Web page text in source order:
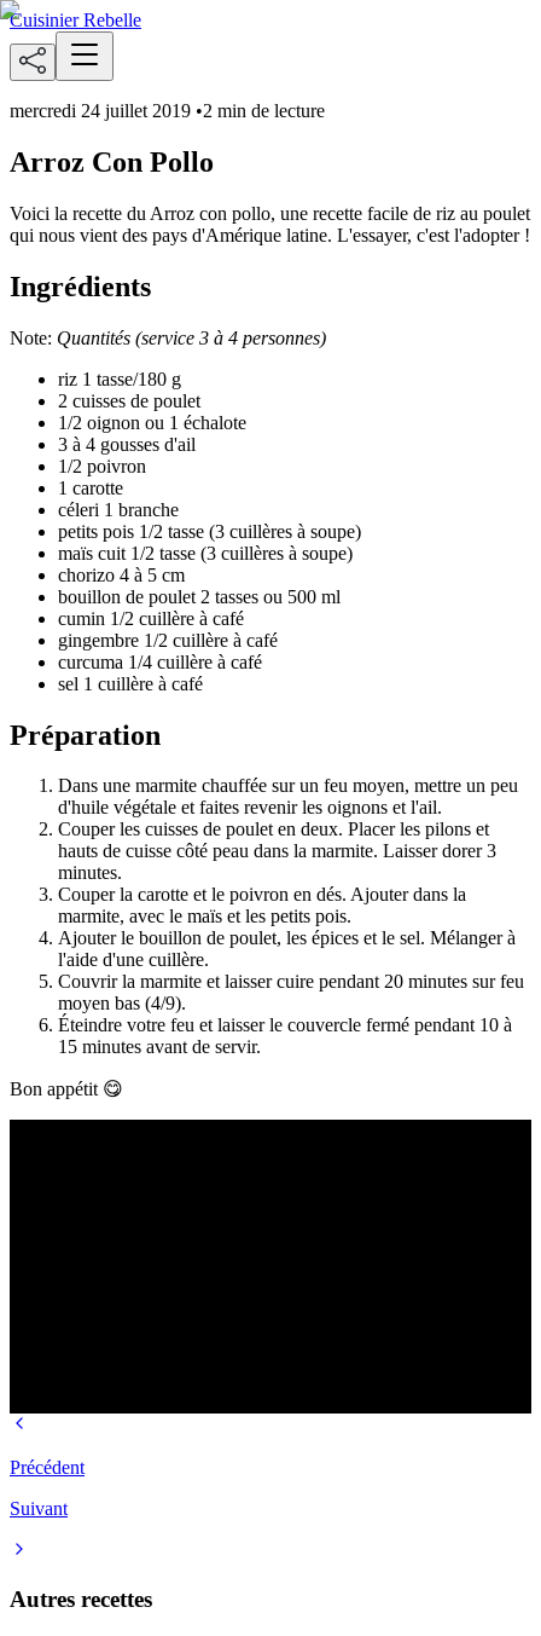
Cuisinier Rebelle
mercredi 24 juillet 2019 •2 min de lecture
Arroz Con Pollo
Voici la recette du Arroz con pollo, une recette facile de riz au poulet
qui nous vient des pays d'Amérique latine. L'essayer, c'est l'adopter !
Ingrédients
Note: Quantités (service 3 à 4 personnes)
riz 1 tasse/180 g
2 cuisses de poulet
1/2 oignon ou 1 échalote
3 à 4 gousses d'ail
1/2 poivron
1 carotte
céleri 1 branche
petits pois 1/2 tasse (3 cuillères à soupe)
maïs cuit 1/2 tasse (3 cuillères à soupe)
chorizo 4 à 5 cm
bouillon de poulet 2 tasses ou 500 ml
cumin 1/2 cuillère à café
gingembre 1/2 cuillère à café
curcuma 1/4 cuillère à café
sel 1 cuillère à café
Préparation
Dans une marmite chauffée sur un feu moyen, mettre un peu
d'huile végétale et faites revenir les oignons et l'ail.
Couper les cuisses de poulet en deux. Placer les pilons et
hauts de cuisse côté peau dans la marmite. Laisser dorer 3
minutes.
Couper la carotte et le poivron en dés. Ajouter dans la
marmite, avec le maïs et les petits pois.
Ajouter le bouillon de poulet, les épices et le sel. Mélanger à
l'aide d'une cuillère.
Couvrir la marmite et laisser cuire pendant 20 minutes sur feu
moyen bas (4/9).
Éteindre votre feu et laisser le couvercle fermé pendant 10 à
15 minutes avant de servir.
Bon appétit 😋
Précédent
Suivant
Autres recettes